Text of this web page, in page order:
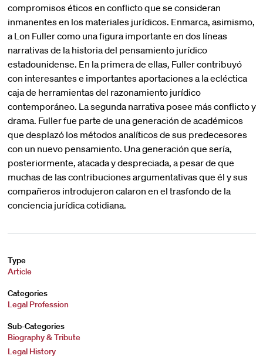
compromisos éticos en conflicto que se consideran
inmanentes en los materiales jurídicos. Enmarca, asimismo,
a Lon Fuller como una figura importante en dos líneas
narrativas de la historia del pensamiento jurídico
estadounidense. En la primera de ellas, Fuller contribuyó
con interesantes e importantes aportaciones a la ecléctica
caja de herramientas del razonamiento jurídico
contemporáneo. La segunda narrativa posee más conflicto y
drama. Fuller fue parte de una generación de académicos
que desplazó los métodos analíticos de sus predecesores
con un nuevo pensamiento. Una generación que sería,
posteriormente, atacada y despreciada, a pesar de que
muchas de las contribuciones argumentativas que él y sus
compañeros introdujeron calaron en el trasfondo de la
conciencia jurídica cotidiana.
Type
Article
Categories
Legal Profession
Sub-Categories
Biography & Tribute
Legal History